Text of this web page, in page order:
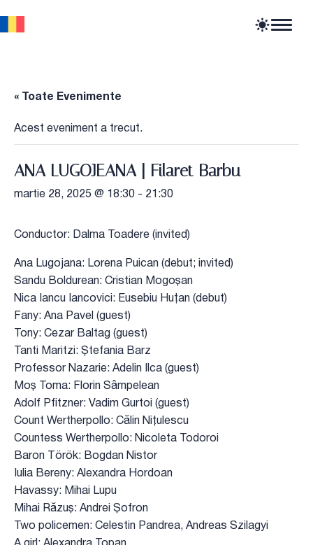
Știri
Resurse
« Toate Evenimente
Acest eveniment a trecut.
ANA LUGOJEANA | Filaret Barbu
martie 28, 2025 @ 18:30 - 21:30
Conductor: Dalma Toadere (invited)
Ana Lugojana: Lorena Puican (debut; invited)
Sandu Boldurean: Cristian Mogoșan
Nica Iancu Iancovici: Eusebiu Huțan (debut)
Fany: Ana Pavel (guest)
Tony: Cezar Baltag (guest)
Tanti Maritzi: Ștefania Barz
Professor Nazarie: Adelin Ilca (guest)
Moș Toma: Florin Sâmpelean
Adolf Pfitzner: Vadim Gurtoi (guest)
Count Wertherpollo: Călin Nițulescu
Countess Wertherpollo: Nicoleta Todoroi
Baron Török: Bogdan Nistor
Iulia Bereny: Alexandra Hordoan
Havassy: Mihai Lupu
Mihai Răzuș: Andrei Șofron
Two policemen: Celestin Pandrea, Andreas Szilagyi